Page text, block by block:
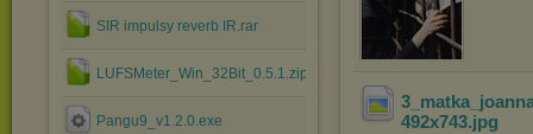
SIR impulsy reverb IR.rar
LUFSMeter_Win_32Bit_0.5.1.zip
Pangu9_v1.2.0.exe
492x743.jpg